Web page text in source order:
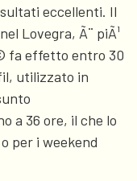
eccellenti. Il
Lovegra, Ã¨ piÃ¹
fa effetto entro 30
utilizzato in
a 36 ore, il che lo
per i weekend